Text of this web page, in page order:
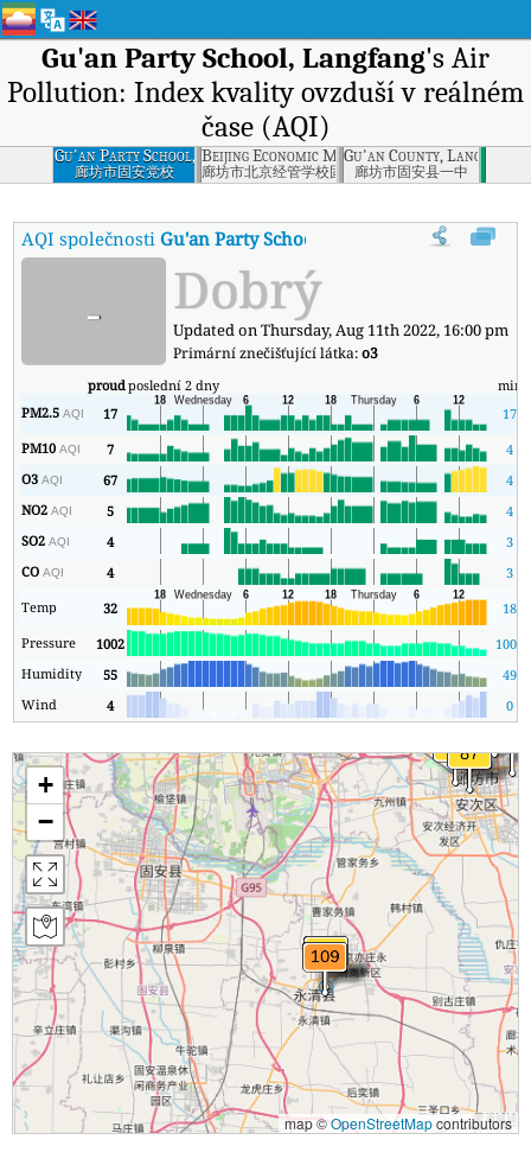
Gu'an Party School, Langfang's Air
Pollution: Index kvality ovzduší v reálném
čase (AQI)
Gu'an Party School,
Langfang
廊坊市固安党校
Beijing Economic Management School Gu'an
廊坊市北京经管学校固安校区
Gu'an County, Langfang
廊坊市固安县一中
AQI společnostiGu'an Party School, Langfang Index kvality
- Dobrý
Updated on Thursday, Aug 11th 2022, 16:00 pm
Primární znečišťující látka:o3
proudposlední 2 dny min
PM2.5AQI 17
17
PM10AQI 7
4
O3AQI 67
4
NO2AQI 5
4
SO2AQI 4
3
COAQI 4
3
Temp
32
18
Pressure
1002 1002
Humidity
55 49
Wind
4 0
+
−
map ©OpenStreetMapcontributors